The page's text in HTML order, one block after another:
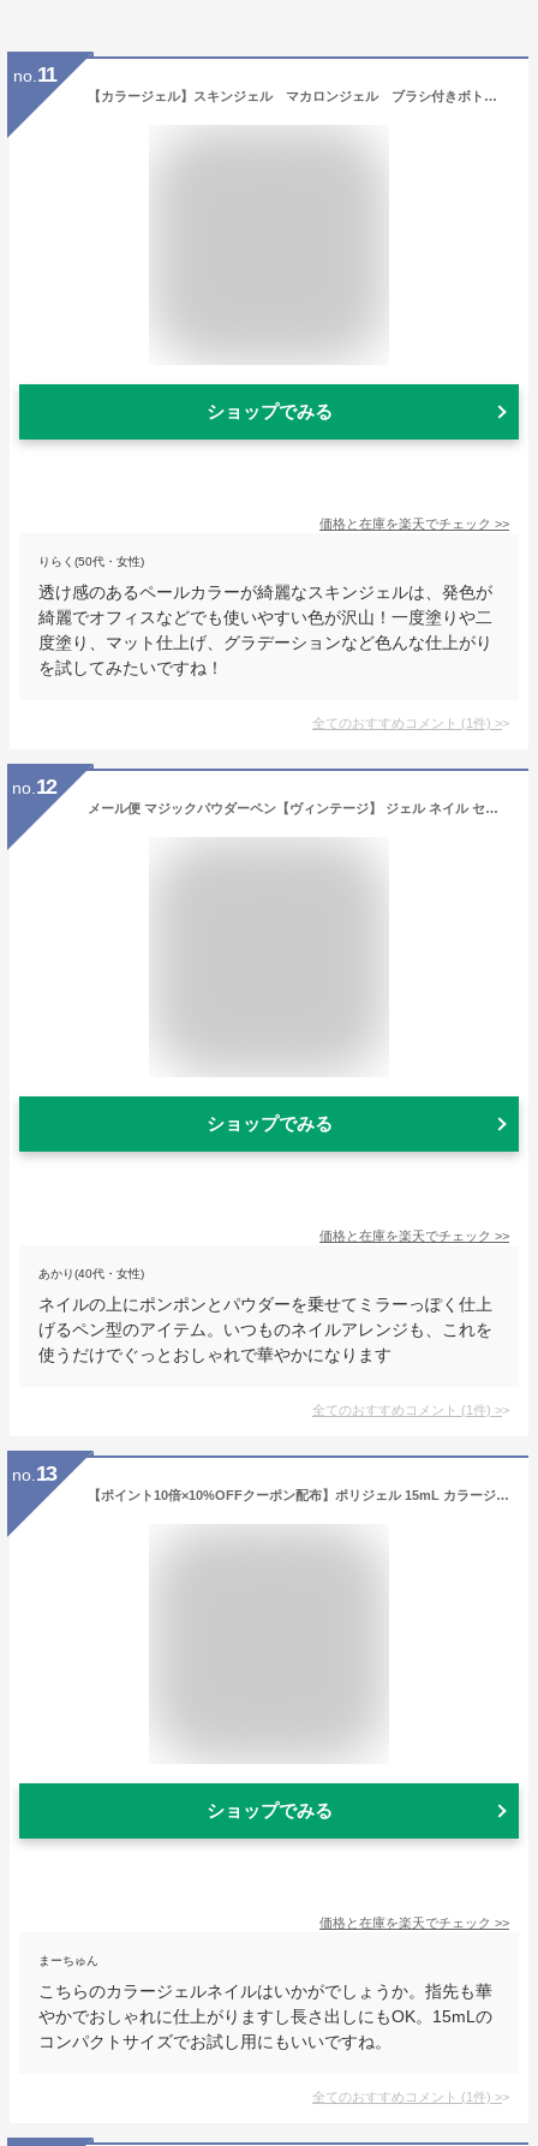
no. 11
【カラージェル】スキンジェル マカロンジェル ブラシ付きボトル カラージェル 特別カラー【メール便対応】シアーカラー ナチュラルカラー スキンカラー クリームカラー グラデーション セルフネイル
ショップでみる
価格と在庫を楽天でチェック >>
りらく(50代・女性)
透け感のあるペールカラーが綺麗なスキンジェルは、発色が
綺麗でオフィスなどでも使いやすい色が沢山！一度塗りや二
度塗り、マット仕上げ、グラデーションなど色んな仕上がり
を試してみたいですね！
全てのおすすめコメント (1件) >
no. 12
メール便 マジックパウダーペン【ヴィンテージ】 ジェル ネイル セルフネイル ミラーパウダー クロムパウダー ラメ パウダーアート パウダー ミラー ペン型 ネイルアート クロムパウダー ミラーネイル 夏ネイル フットネイル
ショップでみる
価格と在庫を楽天でチェック >>
あかり(40代・女性)
ネイルの上にポンポンとパウダーを乗せてミラーっぽく仕上
げるペン型のアイテム。いつものネイルアレンジも、これを
使うだけでぐっとおしゃれで華やかになります
全てのおすすめコメント (1件) >
no. 13
【ポイント10倍×10%OFFクーポン配布】ポリジェル 15mL カラージェル スカルプチャージェル カラージェル 長さ出し ビジュージェル スカルプジェル フォームチップ ネイルネイル ジェル 長さだし カラー ネイルジェル カラージェルネイル スカルプ ジェルスカルプ
ショップでみる
価格と在庫を楽天でチェック >>
まーちゅん
こちらのカラージェルネイルはいかがでしょうか。指先も華
やかでおしゃれに仕上がりますし長さ出しにもOK。15mLの
コンパクトサイズでお試し用にもいいですね。
全てのおすすめコメント (1件) >